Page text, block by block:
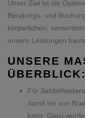
Unser Ziel ist die
Beratungs- und
körperlichen,
unsere Leistungen
UNSERE
BERBLICK:
Für
damit sie von
kann. Dazu